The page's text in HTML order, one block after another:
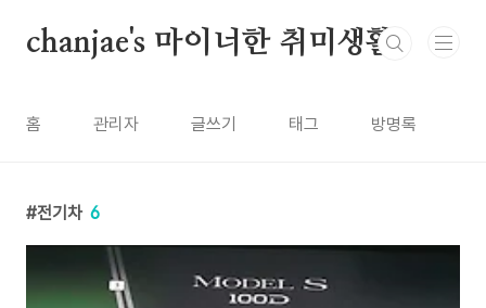
chanjae's 마이너한 취미생활
홈 관리자 글쓰기 태그 방명록
전기차 6